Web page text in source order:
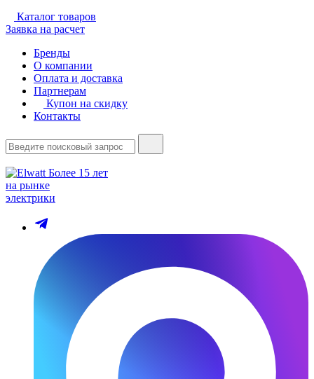
Каталог товаров
Заявка на расчет
Бренды
О компании
Оплата и доставка
Партнерам
Купон на скидку
Контакты
Более 15 лет
на рынке
электрики